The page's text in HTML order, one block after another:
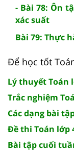
- Bài 78: Ôn
xác suất
Bài 79: Thực
Để học tốt
Lý thuyết Toán
Trắc nghiệm
Các dạng bài
Đề thi Toán lớp
Bài tập cuối